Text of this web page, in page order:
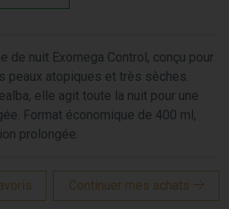
de nuit Exomega Control, conçu pour
peaux atopiques et très sèches.
elle agit toute la nuit pour une
Format économique de 400 ml,
prolongée.
Continuer mes achats